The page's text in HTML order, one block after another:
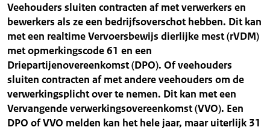
Veehouders sluiten contracten af met verwerkers en
bewerkers als ze een bedrijfsoverschot hebben. Dit kan
met een realtime Vervoersbewijs dierlijke mest (rVDM)
met opmerkingscode 61 en een
Driepartijenovereenkomst (DPO). Of veehouders
sluiten contracten af met andere veehouders om de
verwerkingsplicht over te nemen. Dit kan met een
Vervangende verwerkingsovereenkomst (VVO). Een
DPO of VVO melden kan het hele jaar, maar uiterlijk 31